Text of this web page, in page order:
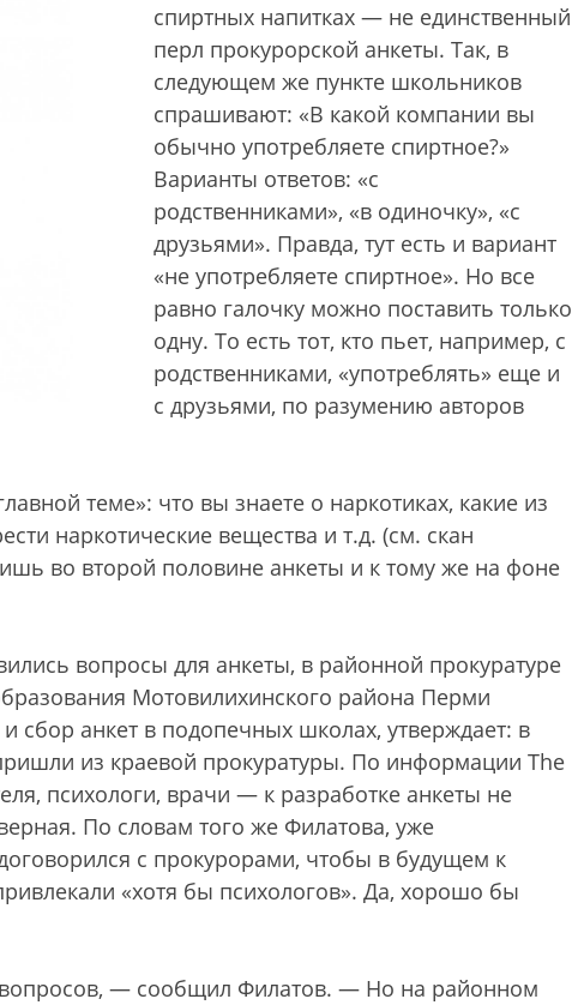
спиртных напитках — не единственный
перл прокурорской анкеты. Так, в
следующем же пункте школьников
спрашивают: «В какой компании вы
обычно употребляете спиртное?»
Варианты ответов: «с
родственниками», «в одиночку», «с
друзьями». Правда, тут есть и вариант
«не употребляете спиртное». Но все
равно галочку можно поставить только
одну. То есть тот, кто пьет, например, с
родственниками, «употреблять» еще и
с друзьями, по разумению авторов
теме»: что вы знаете о наркотиках, какие из
наркотические вещества и т.д. (см. скан
во второй половине анкеты и к тому же на фоне
вопросы для анкеты, в районной прокуратуре
Мотовилихинского района Перми
сбор анкет в подопечных школах, утверждает: в
из краевой прокуратуры. По информации The
психологи, врачи — к разработке анкеты не
По словам того же Филатова, уже
с прокурорами, чтобы в будущем к
«хотя бы психологов». Да, хорошо бы
— сообщил Филатов. — Но на районном